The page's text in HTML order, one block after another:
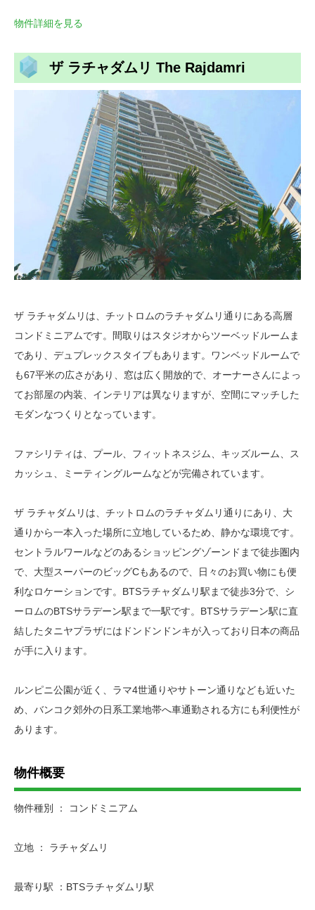
物件詳細を見る
ザ ラチャダムリ The Rajdamri
ザ ラチャダムリは、チットロムのラチャダムリ通りにある高層
コンドミニアムです。間取りはスタジオからツーベッドルームま
であり、デュプレックスタイプもあります。ワンベッドルームで
も67平米の広さがあり、窓は広く開放的で、オーナーさんによっ
てお部屋の内装、インテリアは異なりますが、空間にマッチした
モダンなつくりとなっています。
ファシリティは、プール、フィットネスジム、キッズルーム、ス
カッシュ、ミーティングルームなどが完備されています。
ザ ラチャダムリは、チットロムのラチャダムリ通りにあり、大
通りから一本入った場所に立地しているため、静かな環境です。
セントラルワールなどのあるショッピングゾーンドまで徒歩圏内
で、大型スーパーのビッグCもあるので、日々のお買い物にも便
利なロケーションです。BTSラチャダムリ駅まで徒歩3分で、シ
ーロムのBTSサラデーン駅まで一駅です。BTSサラデーン駅に直
結したタニヤプラザにはドンドンドンキが入っており日本の商品
が手に入ります。
ルンピニ公園が近く、ラマ4世通りやサトーン通りなども近いた
め、バンコク郊外の日系工業地帯へ車通勤される方にも利便性が
あります。
物件概要
物件種別 ： コンドミニアム
立地 ： ラチャダムリ
最寄り駅 ：BTSラチャダムリ駅